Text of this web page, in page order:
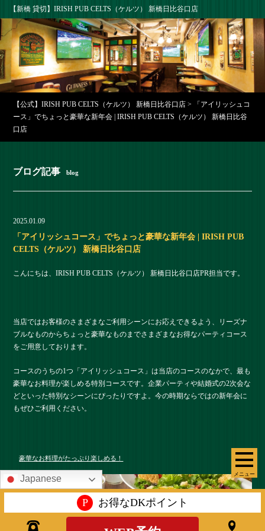
【新橋 貸切】IRISH PUB CELTS（ケルツ） 新橋日比谷口店
メニュー
【公式】IRISH PUB CELTS（ケルツ） 新橋日比谷口店 >
「アイリッシュコ
ース」でちょっと豪華な新年会 | IRISH PUB CELTS（ケルツ） 新橋日比谷
口店
ブログ記事 blog
2025.01.09
「アイリッシュコース」でちょっと豪華な新年会 | IRISH PUB
CELTS（ケルツ） 新橋日比谷口店
こんにちは、IRISH PUB CELTS（ケルツ） 新橋日比谷口店PR担当です。
当店ではお客様のさまざまなご利用シーンにお応えできるよう、リーズナ
ブルなものからちょっと豪華なものまでさまざまなお得なパーティコース
をご用意しております。
コースのうちの1つ「アイリッシュコース」は当店のコースのなかで、最も
豪華なお料理が楽しめる特別コースです。企業パーティや結婚式の2次会な
どといった特別なシーンにぴったりですよ。今の時期ならではの新年会に
もぜひご利用ください。
豪華なお料理がたっぷり楽しめる！
Japanese
P お得なDKポイント